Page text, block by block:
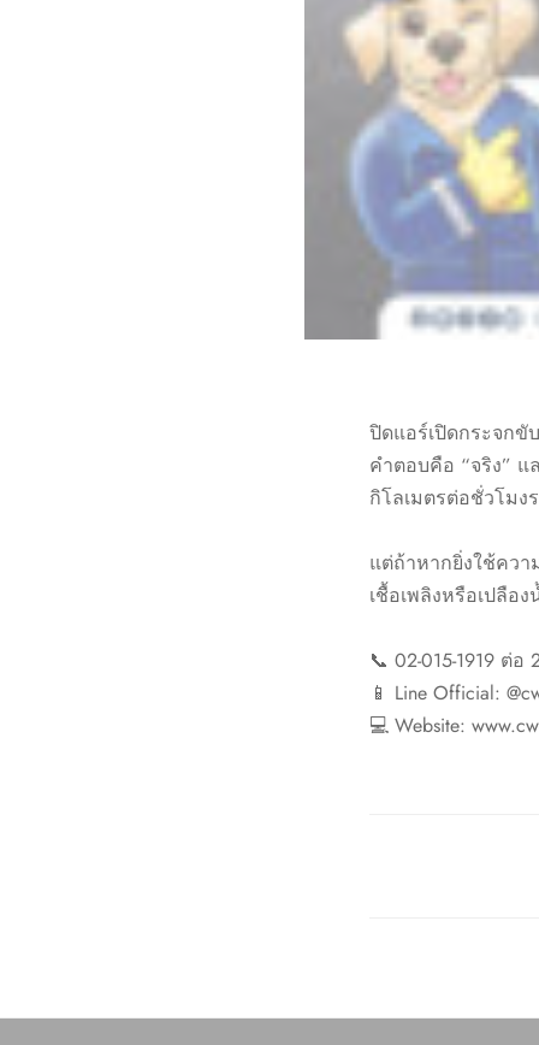
ปิดแอร์เปิดกระจกขั
คำตอบคือ “จริง” แ
กิโลเมตรต่อชั่วโมง
แต่ถ้าหากยิ่งใช้ควา
เชื้อเพลิงหรือเปลือ
📞 02-015-1919 ต่
📱 Line Official:
💻 Website: